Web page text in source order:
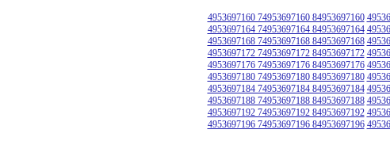
4953697160 74953697160 84953697160
4953697164 74953697164 84953697164
4953697168 74953697168 84953697168
4953697172 74953697172 84953697172
4953697176 74953697176 84953697176
4953697180 74953697180 84953697180
4953697184 74953697184 84953697184
4953697188 74953697188 84953697188
4953697192 74953697192 84953697192
4953697196 74953697196 84953697196